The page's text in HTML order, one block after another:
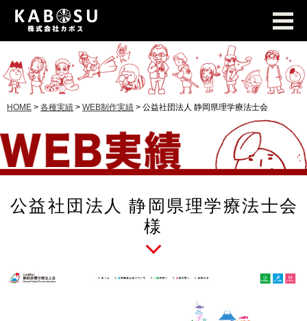
HOME > 各種実績 > WEB制作実績 > 公益社団法人 静岡県理学療法士会
公益社団法人 静岡県理学療法士会
様